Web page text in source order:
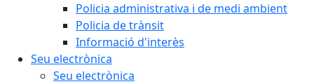
Policia administrativa i de medi ambient
Policia de trànsit
Informació d'interès
Seu electrònica
Seu electrònica